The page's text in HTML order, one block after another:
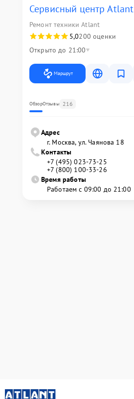
Сервисный центр Atlant
Ремонт техники Atlant
5,0200 оценки
Открыто до 21:00
Маршрут
ОбзорОтзывы 216
Адрес
г. Москва, ул. Чаянова 18
Контакты
+7 (495) 023-73-25
+7 (800) 100-33-26
Время работы
Работаем с 09:00 до 21:00